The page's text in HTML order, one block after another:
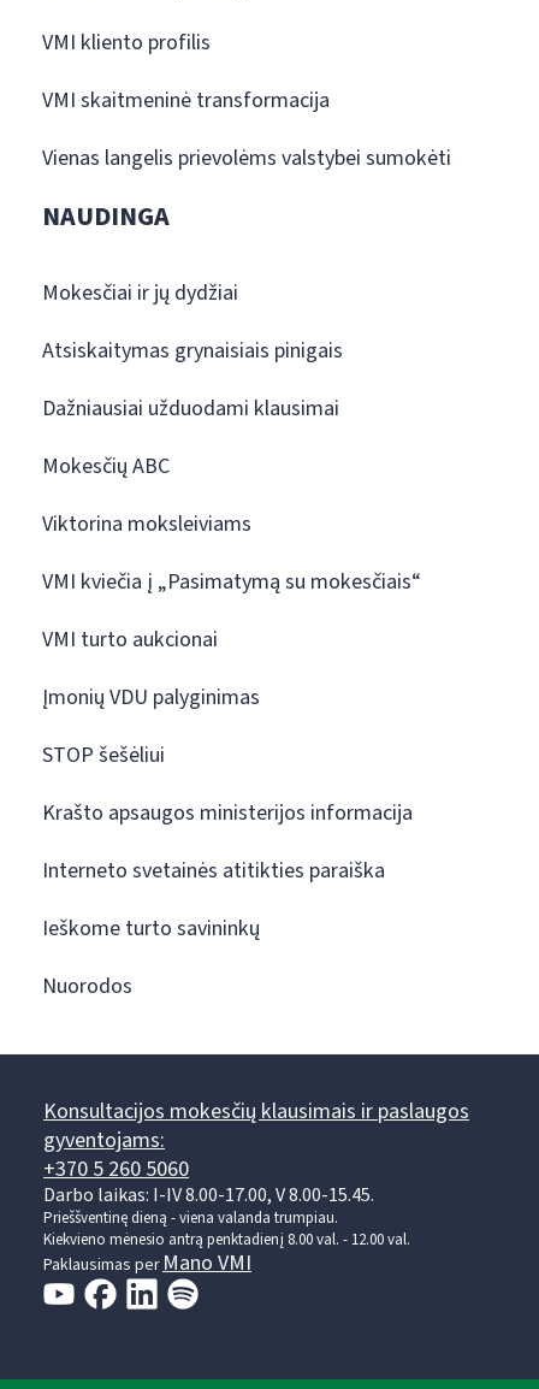
VMI kliento profilis
VMI skaitmeninė transformacija
Vienas langelis prievolėms valstybei sumokėti
NAUDINGA
Mokesčiai ir jų dydžiai
Atsiskaitymas grynaisiais pinigais
Dažniausiai užduodami klausimai
Mokesčių ABC
Viktorina moksleiviams
VMI kviečia į „Pasimatymą su mokesčiais“
VMI turto aukcionai
Įmonių VDU palyginimas
STOP šešėliui
Krašto apsaugos ministerijos informacija
Interneto svetainės atitikties paraiška
Ieškome turto savininkų
Nuorodos
Konsultacijos mokesčių klausimais ir paslaugos
gyventojams:
+370 5 260 5060
Darbo laikas: I-IV 8.00-17.00, V 8.00-15.45.
Prieššventinę dieną - viena valanda trumpiau.
Kiekvieno mėnesio antrą penktadienį 8.00 val. - 12.00 val.
Paklausimas perMano VMI